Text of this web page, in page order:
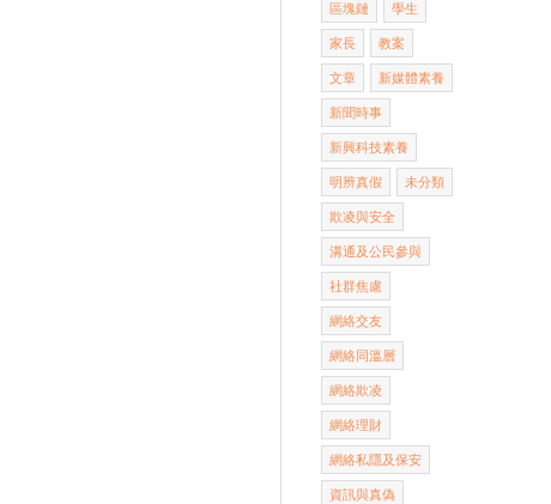
區塊鏈 學生
家長 教案
文章 新媒體素養
新聞時事
新興科技素養
明辨真假 未分類
欺凌與安全
溝通及公民參與
社群焦慮
網絡交友
網絡同溫層
網絡欺凌
網絡理財
網絡私隱及保安
資訊與真偽